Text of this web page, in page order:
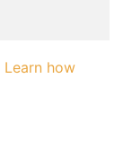
Learn how